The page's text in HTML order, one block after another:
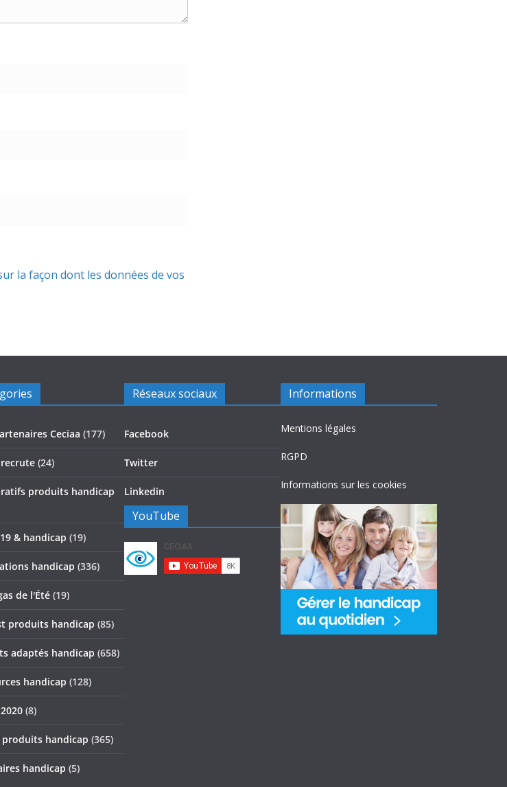
la façon dont les données de vos
Ceciaa (177)
recrute (24)
produits handicap
& handicap (19)
handicap (336)
de l'Été (19)
produits handicap (85)
adaptés handicap (658)
handicap (128)
(8)
produits handicap (365)
handicap (5)
Réseaux sociaux
Facebook
Twitter
Linkedin
YouTube
Informations
Mentions légales
RGPD
Informations sur les cookies